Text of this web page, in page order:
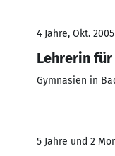
4 Jahre, Okt.
Lehrerin für
Gymnasien in
5 Jahre und 2